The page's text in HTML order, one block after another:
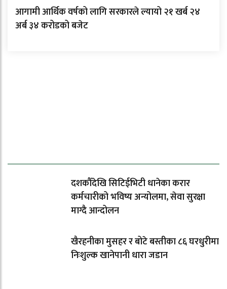
आगामी आर्थिक वर्षको लागि सरकारले ल्यायो २१ खर्ब २४
अर्ब ३४ करोडको बजेट
दशकौँदेखि सिटिईभिटी धानेका करार
कर्मचारीको भविष्य अन्योलमा, सेवा सुरक्षा
माग्दै आन्दोलन
खैरहनीका मुसहर र बोटे बस्तीका ८६ घरधुरीमा
निःशुल्क खानेपानी धारा जडान